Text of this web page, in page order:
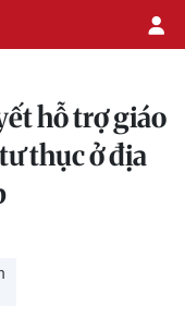
hỗ trợ giáo
thục ở địa